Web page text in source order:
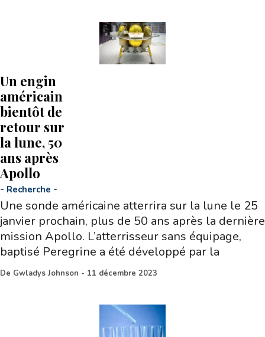
Un engin
américain
bientôt de
retour sur
la lune, 50
ans après
Apollo
- Recherche -
Une sonde américaine atterrira sur la lune le 25
janvier prochain, plus de 50 ans après la dernière
mission Apollo. L’atterrisseur sans équipage,
baptisé Peregrine a été développé par la
De Gwladys Johnson - 11 décembre 2023